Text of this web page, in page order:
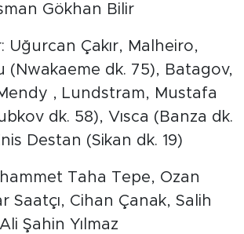
Gökhan Bilir
Uğurcan Çakır, Malheiro,
(Nwakaeme dk. 75), Batagov,
, Lundstram, Mustafa
dk. 58), Vısca (Banza dk.
Destan (Sikan dk. 19)
Taha Tepe, Ozan
Saatçı, Cihan Çanak, Salih
Şahin Yılmaz